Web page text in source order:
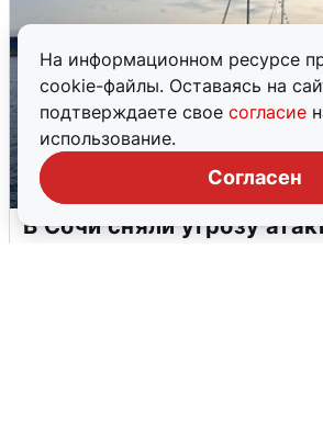
На информационном ресурсе
cookie-файлы. Оставаясь на
подтверждаете свое согласие
использование.
Согласен
В Сочи сняли угрозу